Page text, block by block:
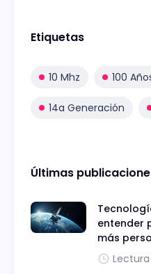
Etiquetas
10 Mhz 100
14a Generación
Últimas
entender
más